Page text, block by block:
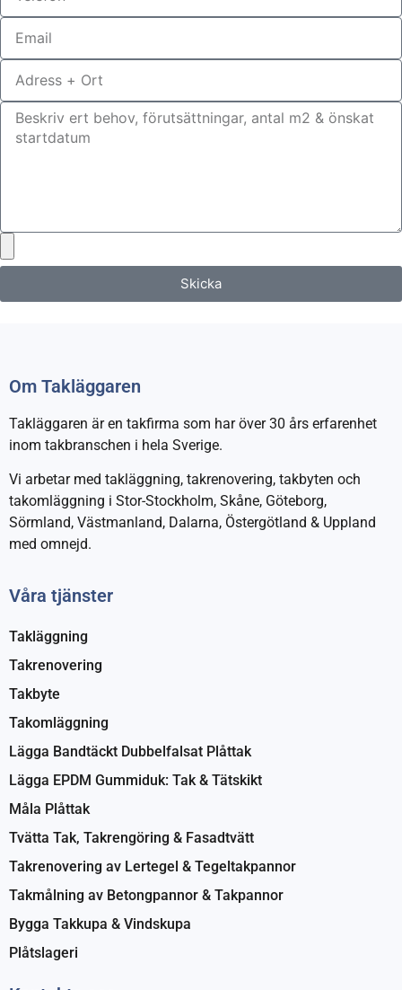
Skicka
Om Takläggaren
Takläggaren är en takfirma som har över 30 års erfarenhet
inom takbranschen i hela Sverige.
Vi arbetar med takläggning, takrenovering, takbyten och
takomläggning i Stor-Stockholm, Skåne, Göteborg,
Sörmland, Västmanland, Dalarna, Östergötland & Uppland
med omnejd.
Våra tjänster
Takläggning
Takrenovering
Takbyte
Takomläggning
Lägga Bandtäckt Dubbelfalsat Plåttak
Lägga EPDM Gummiduk: Tak & Tätskikt
Måla Plåttak
Tvätta Tak, Takrengöring & Fasadtvätt
Takrenovering av Lertegel & Tegeltakpannor
Takmålning av Betongpannor & Takpannor
Bygga Takkupa & Vindskupa
Plåtslageri